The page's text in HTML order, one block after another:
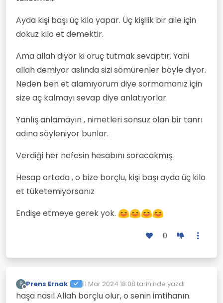
Ayda kişi başı üç kilo yapar. Üç kişilik bir aile için
dokuz kilo et demektir.
Ama allah diyor ki oruç tutmak sevaptır. Yani
allah demiyor aslında sizi sömürenler böyle diyor.
Neden ben et alamıyorum diye sormamanız için
size aç kalmayı sevap diye anlatıyorlar.
Yanlış anlamayın , nimetleri sonsuz olan bir tanrı
adına söyleniyor bunlar.
Verdiği her nefesin hesabını soracakmış.
Hesap ortada , o bize borçlu, kişi başı ayda üç kilo
et tüketemiyorsanız
Endişe etmeye gerek yok.
0
P
Çevrimdışı
Prens Ernak 11 Mar 2024 18:08 tarihinde yazdı
Son düzenleyen:
haşa nasıl Allah borçlu olur, o senin imtihanın.